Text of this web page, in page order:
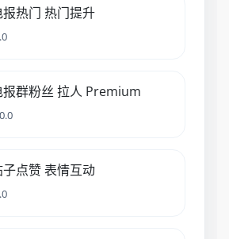
热门 热门提升
群粉丝 拉人 Premium
点赞 表情互动